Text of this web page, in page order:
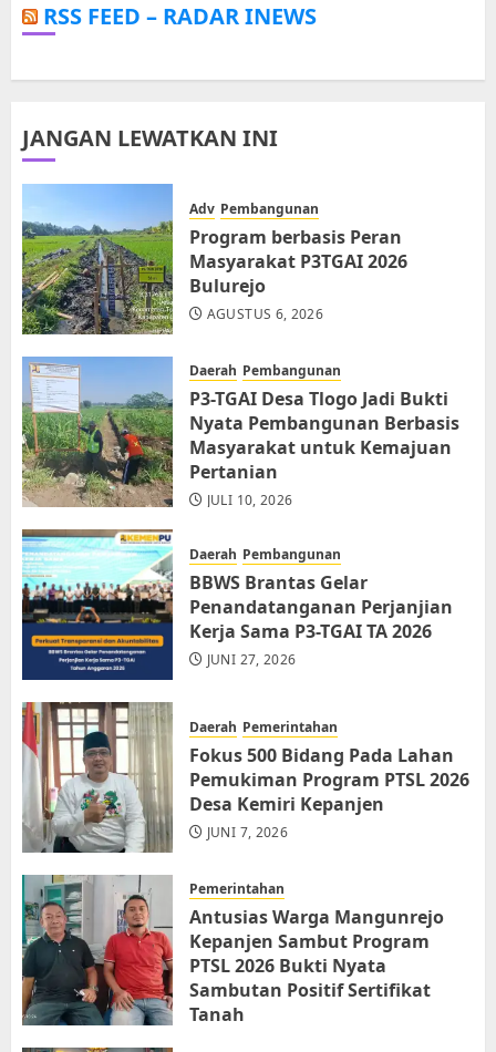
RSS FEED – RADAR INEWS
JANGAN LEWATKAN INI
Adv Pembangunan
Program berbasis Peran
Masyarakat P3TGAI 2026
Bulurejo
AGUSTUS 6, 2026
Daerah Pembangunan
P3-TGAI Desa Tlogo Jadi Bukti
Nyata Pembangunan Berbasis
Masyarakat untuk Kemajuan
Pertanian
JULI 10, 2026
Daerah Pembangunan
BBWS Brantas Gelar
Penandatanganan Perjanjian
Kerja Sama P3-TGAI TA 2026
JUNI 27, 2026
Daerah Pemerintahan
Fokus 500 Bidang Pada Lahan
Pemukiman Program PTSL 2026
Desa Kemiri Kepanjen
JUNI 7, 2026
Pemerintahan
Antusias Warga Mangunrejo
Kepanjen Sambut Program
PTSL 2026 Bukti Nyata
Sambutan Positif Sertifikat
Tanah